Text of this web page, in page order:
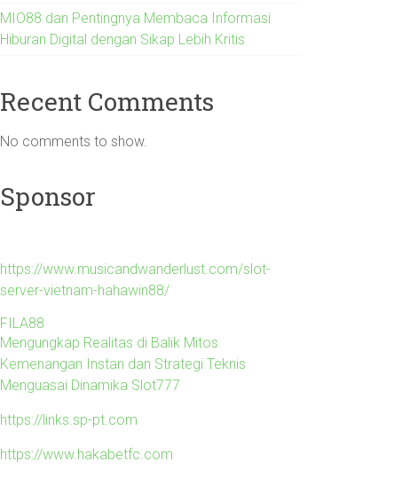
MIO88 dan Pentingnya Membaca Informasi
Hiburan Digital dengan Sikap Lebih Kritis
Recent Comments
No comments to show.
Sponsor
https://www.musicandwanderlust.com/slot-
server-vietnam-hahawin88/
FILA88
Mengungkap Realitas di Balik Mitos
Kemenangan Instan dan Strategi Teknis
Menguasai Dinamika Slot777
https://links.sp-pt.com
https://www.hakabetfc.com